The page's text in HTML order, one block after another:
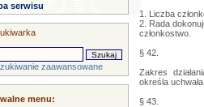
serwisu
zaawansowane
menu:
1. Liczba
2. Rada
członkostwo.
§ 42.
Zakres
określa
§ 43.